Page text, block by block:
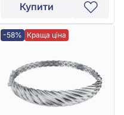
Купити
-58% Краща ціна